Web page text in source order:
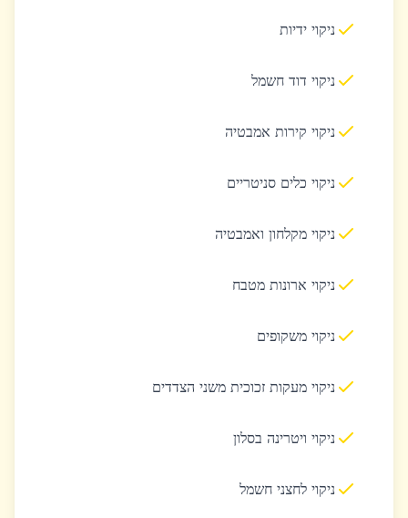
ניקוי ידיות
ניקוי דוד חשמל
ניקוי קירות אמבטיה
ניקוי כלים סניטריים
ניקוי מקלחון ואמבטיה
ניקוי ארונות מטבח
ניקוי משקופים
ניקוי מעקות זכוכית משני הצדדים
ניקוי ויטרינה בסלון
ניקוי לחצני חשמל